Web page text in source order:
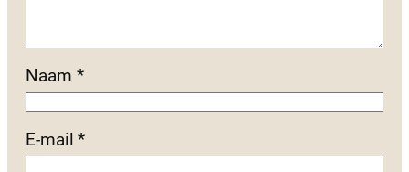
Naam *
E-mail*